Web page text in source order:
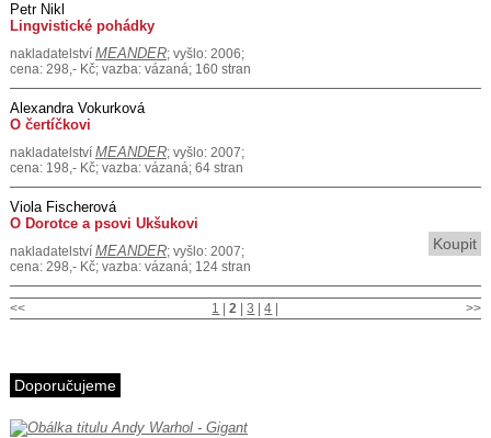
Petr Nikl
Lingvistické pohádky
nakladatelství MEANDER; vyšlo: 2006;
cena: 298,- Kč; vazba: vázaná; 160 stran
Alexandra Vokurková
O čertíčkovi
nakladatelství MEANDER; vyšlo: 2007;
cena: 198,- Kč; vazba: vázaná; 64 stran
Koupit
Viola Fischerová
O Dorotce a psovi Ukšukovi
nakladatelství MEANDER; vyšlo: 2007;
cena: 298,- Kč; vazba: vázaná; 124 stran
<< >>
1 |2 |3 |4
Doporučujeme